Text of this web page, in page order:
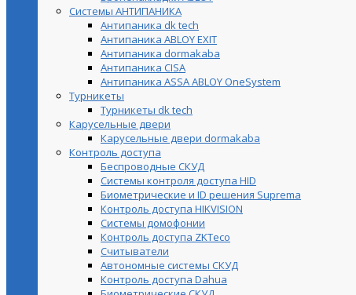
Системы АНТИПАНИКА
Антипаника dk tech
Антипаника ABLOY EXIT
Антипаника dormakaba
Антипаника СISA
Антипаника ASSA ABLOY OneSystem
Турникеты
Турникеты dk tech
Карусельные двери
Карусельные двери dormakaba
Контроль доступа
Беспроводные СКУД
Системы контроля доступа HID
Биометрические и ID решения Suprema
Контроль доступа HIKVISION
Системы домофонии
Контроль доступа ZKTeco
Считыватели
Автономные системы СКУД
Контроль доступа Dahua